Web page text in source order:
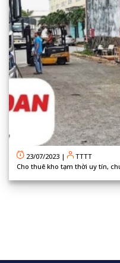
23/07/2023 |
TTTT
Cho thuê kho tạm thời uy tín,